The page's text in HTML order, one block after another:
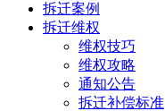
拆迁案例
拆迁维权
维权技巧
维权攻略
通知公告
拆迁补偿标准